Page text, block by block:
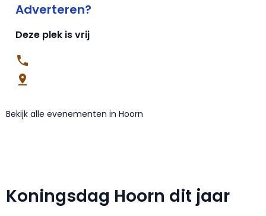
Adverteren?
Deze plek is vrij
Bekijk alle evenementen in Hoorn
Koningsdag Hoorn dit jaar